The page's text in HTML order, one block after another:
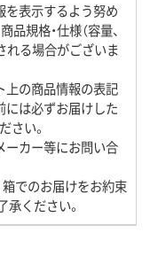
を表示するよう努め
規格・仕様（容量、
れる場合がございま
上の商品情報の表記
には必ずお届けした
さい。
ーカー等にお問い合
箱でのお届けをお約束
ください。